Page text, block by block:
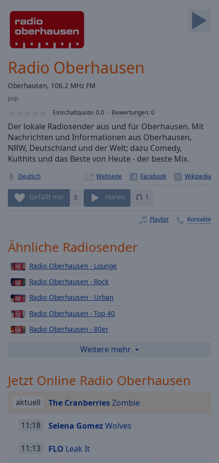
Forward
Mute
Current
Loaded:
0.00%
Type
LIVE
Seek to
live,
currently
behind
liveLIVE
Remaining
Time-
Chapters
Chapters
descriptions
off
selected
settings,
subtitles
dialog
off,
Radio Oberhausen
Oberhausen, 106.2 MHz FM
pop
Einschaltquote:0.0 Bewertungen:0
Der lokale Radiosender aus und für Oberhausen. Mit
Nachrichten und Informationen aus Oberhausen,
NRW, Deutschland und der Welt; dazu Comedy,
Kulthits und das Beste von Heute - der beste Mix.
Deutsch Webseite
Gefällt mir 8 Hören 1
Playlist Kontakte
Ähnliche Radiosender
Radio Oberhausen - Lounge
Radio Oberhausen - Rock
Radio Oberhausen - Urban
Radio Oberhausen - Top 40
Radio Oberhausen - 80er
Radio Oberhausen - Weihnachts
Radio Oberhausen - Deutsch Pop
Radio Oberhausen - Schlager
Radio Oberhausen - 2000er
Weitere mehr
Jetzt Online Radio Oberhausen
aktuell The CranberriesZombie
11:18 Selena GomezWolves
11:13 FLO Leak It